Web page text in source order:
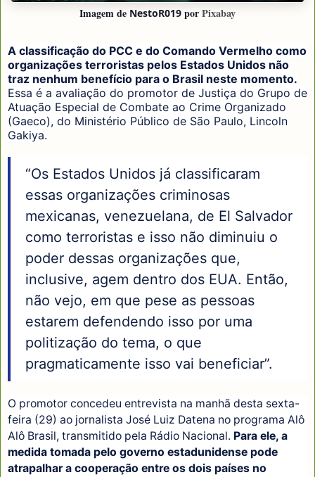
Imagem de NestoR019 porPixabay
A classificação do PCC e do Comando Vermelho como
organizações terroristas pelos Estados Unidos não
traz nenhum benefício para o Brasil neste momento.
Essa é a avaliação do promotor de Justiça do Grupo de
Atuação Especial de Combate ao Crime Organizado
(Gaeco), do Ministério Público de São Paulo, Lincoln
Gakiya.
“Os Estados Unidos já classificaram
essas organizações criminosas
mexicanas, venezuelana, de El Salvador
como terroristas e isso não diminuiu o
poder dessas organizações que,
inclusive, agem dentro dos EUA. Então,
não vejo, em que pese as pessoas
estarem defendendo isso por uma
politização do tema, o que
pragmaticamente isso vai beneficiar”.
O promotor concedeu entrevista na manhã desta sexta-
feira (29) ao jornalista José Luiz Datena no programa Alô
Alô Brasil, transmitido pela Rádio Nacional. Para ele, a
medida tomada pelo governo estadunidense pode
atrapalhar a cooperação entre os dois países no